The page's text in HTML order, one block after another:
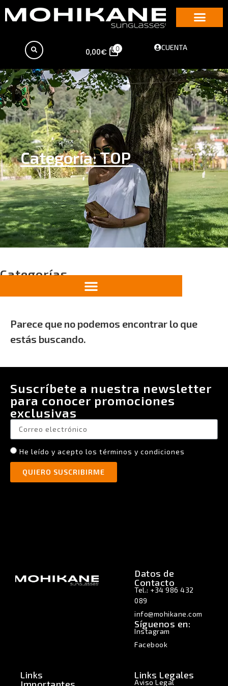
0,00€ 0 CUENTA
Categoría: TOP
Categorías
Parece que no podemos encontrar lo que
estás buscando.
Suscríbete a nuestra newsletter
para conocer promociones
exclusivas
He leído y acepto los términos y condiciones
QUIERO SUSCRIBIRME
Datos de
Contacto
Tel.: +34 986 432
089
info@mohikane.com
Síguenos en:
Instagram
Facebook
Links
Importantes
Links Legales
Aviso Legal